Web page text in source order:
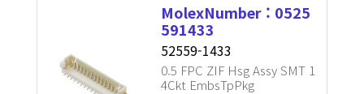
MolexNumber : 0525
591433
52559-1433
0.5 FPC ZIF Hsg Assy SMT 1
4Ckt EmbsTpPkg